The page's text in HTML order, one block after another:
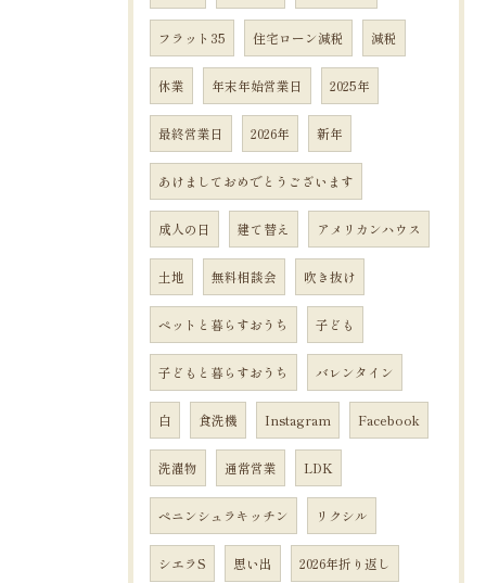
フラット35 住宅ローン減税 減税
休業 年末年始営業日 2025年
最終営業日 2026年 新年
あけましておめでとうございます
成人の日 建て替え アメリカンハウス
土地 無料相談会 吹き抜け
ペットと暮らすおうち 子ども
子どもと暮らすおうち バレンタイン
白 食洗機 Instagram Facebook
洗濯物 通常営業 LDK
ペニンシュラキッチン リクシル
シエラS 思い出 2026年折り返し